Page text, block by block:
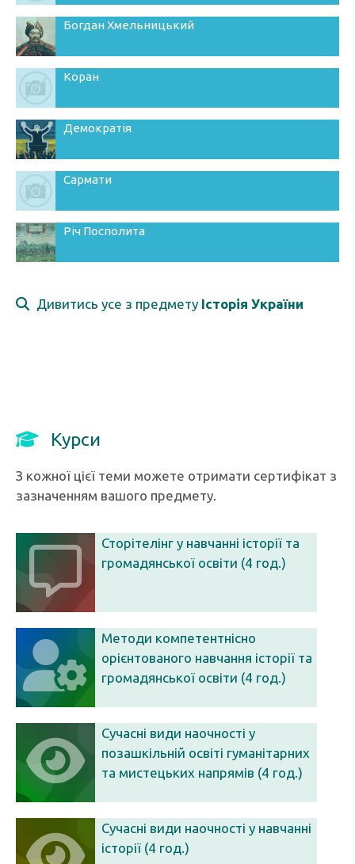
Богдан Хмельницький
Коран
Демократія
Сармати
Річ Посполита
Дивитись усе з предмету Історія України
Курси
З кожної цієї теми можете отримати сертифікат з
зазначенням вашого предмету.
Сторітелінг у навчанні історії та
громадянської освіти (4 год.)
Методи компетентнісно
орієнтованого навчання історії та
громадянської освіти (4 год.)
Сучасні види наочності у
позашкільній освіті гуманітарних
та мистецьких напрямів (4 год.)
Сучасні види наочності у навчанні
історії (4 год.)